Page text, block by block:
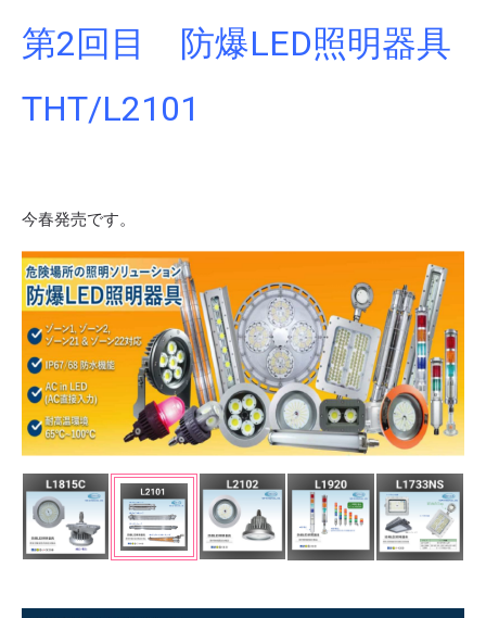
第2回目 防爆LED照明器具
THT/L2101
今春発売です。